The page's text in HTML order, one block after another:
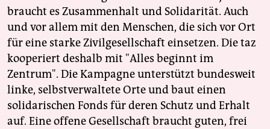
braucht es Zusammenhalt und Solidarität. Auch
und vor allem mit den Menschen, die sich vor Ort
für eine starke Zivilgesellschaft einsetzen. Die taz
kooperiert deshalb mit "Alles beginnt im
Zentrum". Die Kampagne unterstützt bundesweit
linke, selbstverwaltete Orte und baut einen
solidarischen Fonds für deren Schutz und Erhalt
auf. Eine offene Gesellschaft braucht guten, frei